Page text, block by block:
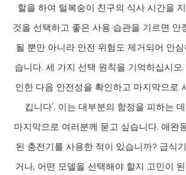
할을 하여 털복숭이 친구의 식사 시간을
것을 선택하고 좋은 사용 습관을 기르면 안
될 뿐만 아니라 안전 위험도 제거되어 안
습니다. 세 가지 선택 원칙을 기억하십시오
인한 다음 안전성을 확인하고 마지막으로
킵니다'. 이는 대부분의 함정을 피하는
마지막으로 여러분께 묻고 싶습니다. 애완
된 충전기를 사용한 적이 있습니까? 급식
거나, 어떤 모델을 선택해야 할지 고민이